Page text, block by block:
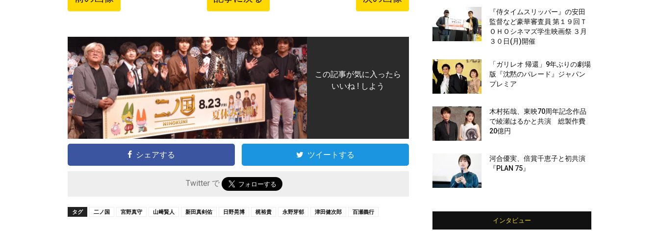
この記事が気に入ったら
いいね ! しよう
シェアする ツイートする
Twitter で
タグ 二ノ国 宮野真守 山﨑賢人 新田真剣佑 日野晃博 梶裕貴 永野芽郁 津田健次郎 百瀬義行
『侍タイムスリッパー』の安田
監督など豪華審査員 第１９回Ｔ
ＯＨＯシネマズ学生映画祭 ３月
３０日(月)開催
「ガリレオ 帰還」9年ぶりの劇場
版『沈黙のパレード』ジャパン
プレミア
木村拓哉、東映70周年記念作品
で綾瀬はるかと共演 総製作費
20億円
河合優実、倍賞千恵子と初共演
『PLAN 75』
インタビュー